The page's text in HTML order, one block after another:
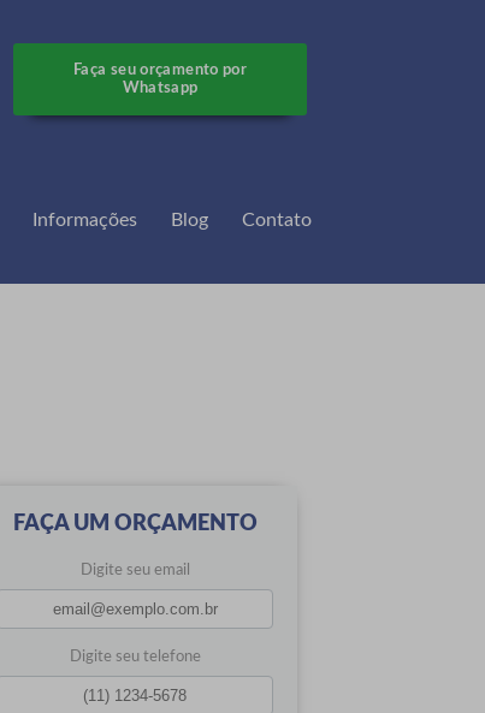
Faça seu orçamento por
Whatsapp
Informações Blog Contato
FAÇA UM ORÇAMENTO
Digite seu email
Digite seu telefone